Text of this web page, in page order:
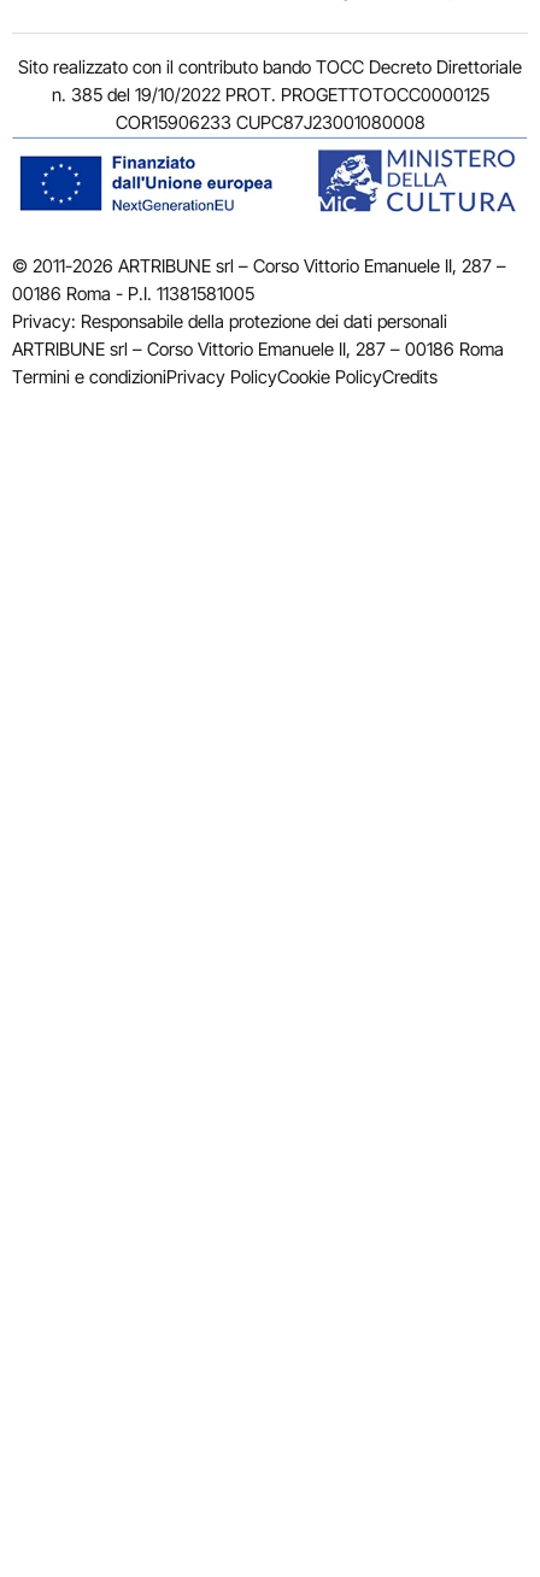
Sito realizzato con il contributo bando TOCC Decreto Direttoriale
n. 385 del 19/10/2022 PROT. PROGETTOTOCC0000125
COR15906233 CUPC87J23001080008
© 2011-2026 ARTRIBUNE srl – Corso Vittorio Emanuele II, 287 –
00186 Roma - P.I. 11381581005
Privacy: Responsabile della protezione dei dati personali
ARTRIBUNE srl – Corso Vittorio Emanuele II, 287 – 00186 Roma
Termini e condizioniPrivacy PolicyCookie PolicyCredits